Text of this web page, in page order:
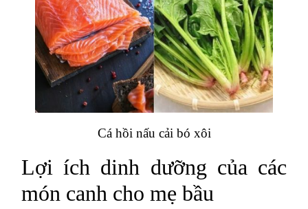
Cá hồi nấu cải bó xôi
Lợi ích dinh dưỡng của các
món canh cho mẹ bầu